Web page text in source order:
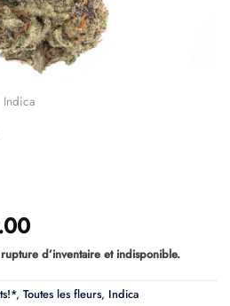
Indica
Plage
de
prix :
$10.00
d’inventaire et indisponible.
, Toutes les fleurs, Indica